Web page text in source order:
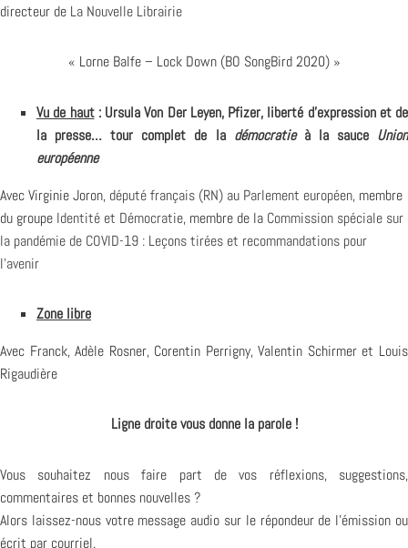
directeur de La Nouvelle Librairie
« Lorne Balfe – Lock Down (BO SongBird 2020) »
Vu de haut: Ursula Von Der Leyen, Pfizer, liberté d’expression et de
la presse… tour complet de la démocratieà la sauce Union
européenne
Avec Virginie Joron, député français (RN) au Parlement européen, membre
du groupe Identité et Démocratie, membre de la Commission spéciale sur
la pandémie de COVID-19 : Leçons tirées et recommandations pour
l’avenir
Zone libre
Avec Franck, Adèle Rosner, Corentin Perrigny, Valentin Schirmer et Louis
Rigaudière
Ligne droite vous donne la parole !
Vous souhaitez nous faire part de vos réflexions, suggestions,
commentaires et bonnes nouvelles ?
Alors laissez-nous votre message audio sur le répondeur de l’émission ou
écrit par courriel.